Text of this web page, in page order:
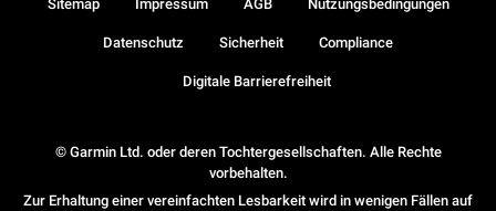
© Garmin Ltd. oder deren Tochtergesellschaften. Alle Rechte
vorbehalten.
Zur Erhaltung einer vereinfachten Lesbarkeit wird in wenigen Fällen auf
Sitemap Impressum AGB Nutzungsbedingungen
Datenschutz Sicherheit Compliance
Digitale Barrierefreiheit